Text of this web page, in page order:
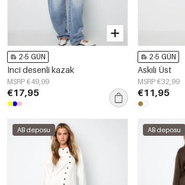
2-5 GÜN
İnci desenli kazak
MSRP €49,99
€17,95
2-5 GÜN
Askılı Üst
MSRP €32,99
€11,95
AB deposu AB deposu